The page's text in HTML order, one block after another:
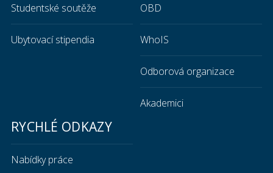
Studentské soutěže
Ubytovací stipendia
OBD
WhoIS
Odborová organizace
Akademici
RYCHLÉ ODKAZY
Nabídky práce